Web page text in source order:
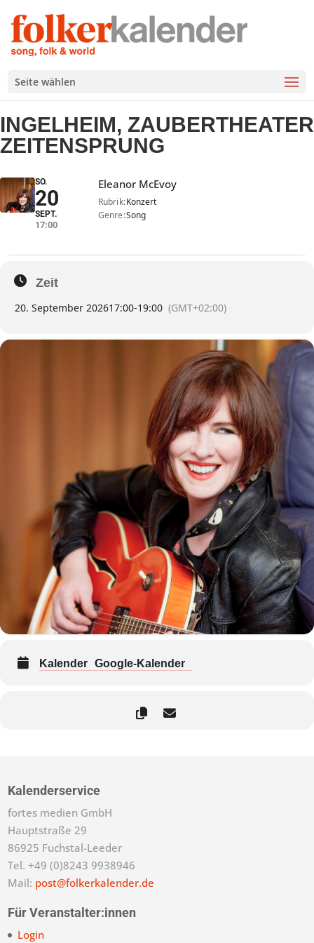
Seite wählen
INGELHEIM, ZAUBERTHEATER
ZEITENSPRUNG
SO.
20
SEPT.
17:00
Eleanor McEvoy
Rubrik Konzert
Genre Song
Zeit
20. September 202617:00-19:00 (GMT+02:00)
Kalender Google-Kalender
Kalenderservice
fortes medien GmbH
Hauptstraße 29
86925 Fuchstal-Leeder
Tel. +49 (0)8243 9938946
Mail: post@folkerkalender.de
Für Veranstalter:innen
Login